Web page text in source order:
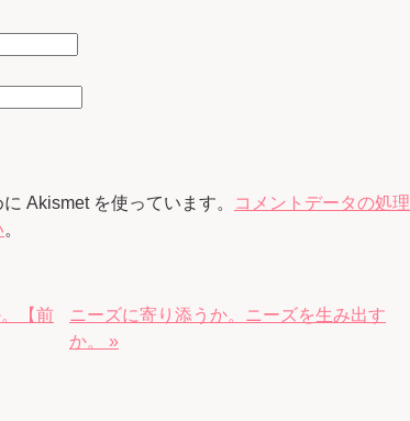
Akismet を使っています。
コメントデータの処理
。
【前
ニーズに寄り添うか。ニーズを生み出す
か。 »